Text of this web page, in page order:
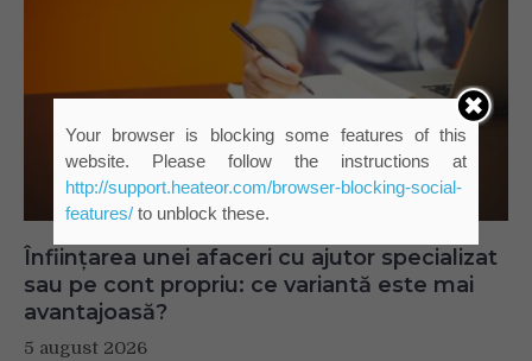
Înființarea unei afaceri cu ajutor specializat
sau pe cont propriu: ce variantă este mai
avantajoasă?
5 august 2026
Your browser is blocking some features of this
website. Please follow the instructions at
http://support.heateor.com/browser-blocking-social-
features/to unblock these.